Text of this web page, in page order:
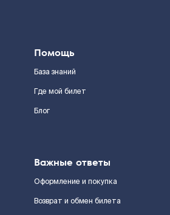
Помощь
База знаний
Где мой билет
Блог
Важные ответы
Оформление и покупка
Возврат и обмен билета